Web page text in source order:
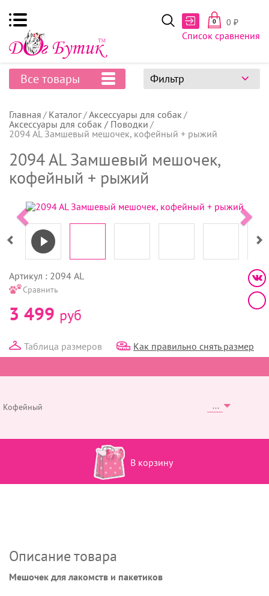
0 0 ₽
Список сравнения
Все товары Фильтр
Главная Каталог Аксессуары для собак
Аксессуары для собак / Поводки
2094 AL Замшевый мешочек, кофейный + рыжий
2094 AL Замшевый мешочек,
кофейный + рыжий
Артикул : 2094 AL
Сравнить
3 499 руб
Таблица размеров Как правильно снять размер
Кофейный
В корзину
Описание товара
Мешочек для лакомств и пакетиков